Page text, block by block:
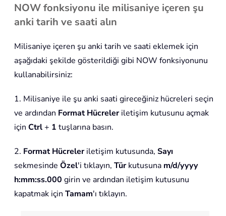
NOW fonksiyonu ile milisaniye içeren şu
anki tarih ve saati alın
Milisaniye içeren şu anki tarih ve saati eklemek için
aşağıdaki şekilde gösterildiği gibi NOW fonksiyonunu
kullanabilirsiniz:
1. Milisaniye ile şu anki saati gireceğiniz hücreleri seçin
ve ardından Format Hücreleriletişim kutusunu açmak
için Ctrl+ 1 tuşlarına basın.
2. Format Hücreleriletişim kutusunda, Sayı
sekmesinde Özel'i tıklayın, Türkutusuna m/d/yyyy
h:mm:ss.000 girin ve ardından iletişim kutusunu
kapatmak için Tamam'ı tıklayın.